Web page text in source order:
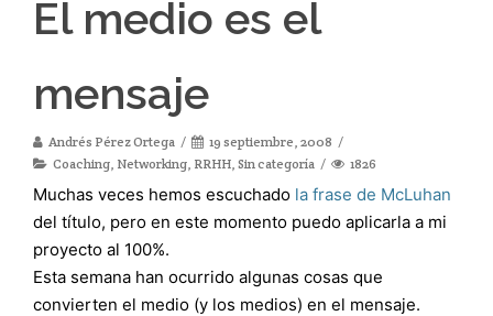
El medio es el
mensaje
Andrés Pérez Ortega
19 septiembre, 2008
Coaching, Networking, RRHH, Sin categoría 1826
Muchas veces hemos escuchado la frase de McLuhan
del título, pero en este momento puedo aplicarla a mi
proyecto al 100%.
Esta semana han ocurrido algunas cosas que
convierten el medio (y los medios) en el mensaje.